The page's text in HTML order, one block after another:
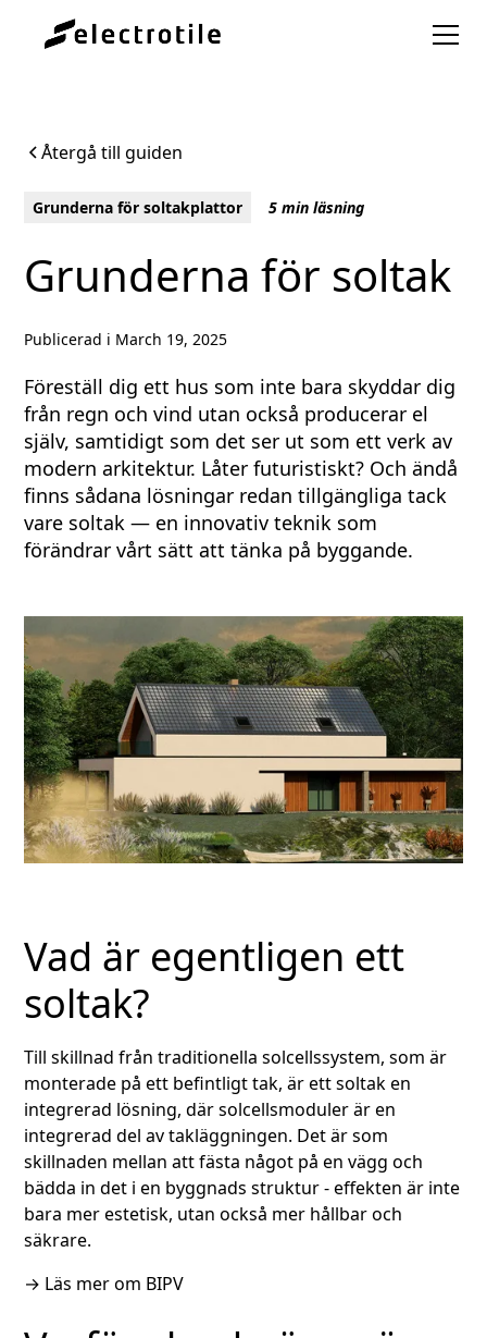
Återgå till guiden
Grunderna för soltakplattor 5 min läsning
Grunderna för soltak
Publicerad i March 19, 2025
Föreställ dig ett hus som inte bara skyddar dig
från regn och vind utan också producerar el
själv, samtidigt som det ser ut som ett verk av
modern arkitektur. Låter futuristiskt? Och ändå
finns sådana lösningar redan tillgängliga tack
vare soltak — en innovativ teknik som
förändrar vårt sätt att tänka på byggande.
Vad är egentligen ett
soltak?
Till skillnad från traditionella solcellssystem, som är
monterade på ett befintligt tak, är ett soltak en
integrerad lösning, där solcellsmoduler är en
integrerad del av takläggningen. Det är som
skillnaden mellan att fästa något på en vägg och
bädda in det i en byggnads struktur - effekten är inte
bara mer estetisk, utan också mer hållbar och
säkrare.
→ Läs mer om BIPV